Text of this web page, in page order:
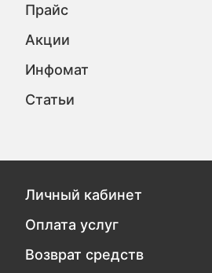
Прайс
Акции
Инфомат
Статьи
Личный кабинет
Оплата услуг
Возврат средств